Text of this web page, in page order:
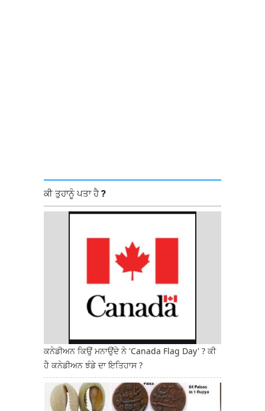
ਕੀ ਤੁਹਾਨੂੰ ਪਤਾ ਹੈ ?
ਕਨੇਡੀਅਨ ਕਿਉਂ ਮਨਾਉਂਦੇ ਨੇ 'Canada Flag Day' ? ਕੀ
ਹੈ ਕਨੇਡੀਅਨ ਝੰਡੇ ਦਾ ਇਤਿਹਾਸ ?